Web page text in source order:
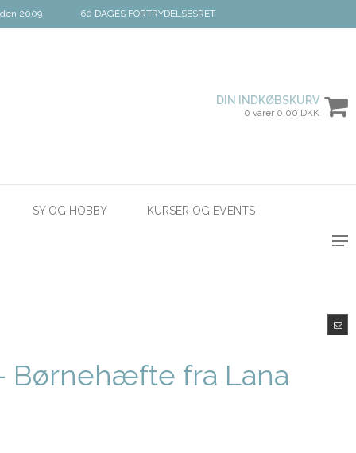
2009 60 DAGES FORTRYDELSESRET
DIN INDKØBSKURV
0 varer 0,00 DKK
SY OG HOBBY KURSER OG EVENTS
Børnehæfte fra Lana